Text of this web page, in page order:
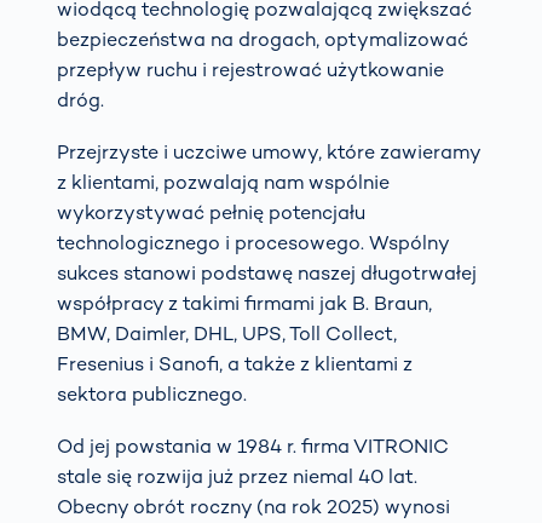
wiodącą technologię pozwalającą zwiększać
bezpieczeństwa na drogach, optymalizować
przepływ ruchu i rejestrować użytkowanie
dróg.
Przejrzyste i uczciwe umowy, które zawieramy
z klientami, pozwalają nam wspólnie
wykorzystywać pełnię potencjału
technologicznego i procesowego. Wspólny
sukces stanowi podstawę naszej długotrwałej
współpracy z takimi firmami jak B. Braun,
BMW, Daimler, DHL, UPS, Toll Collect,
Fresenius i Sanofi, a także z klientami z
sektora publicznego.
Od jej powstania w 1984 r. firma VITRONIC
stale się rozwija już przez niemal 40 lat.
Obecny obrót roczny (na rok 2025) wynosi